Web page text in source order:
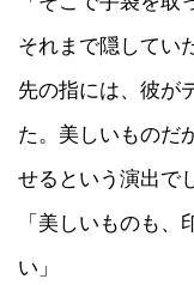
それまで隠してい
先の指には、彼が
た。美しいものだ
せるという演出で
「美しいものも
い」